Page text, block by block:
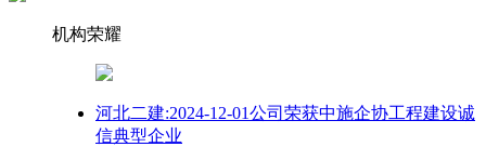
机构荣耀
河北二建:2024-12-01公司荣获中施企协工程建设诚
信典型企业